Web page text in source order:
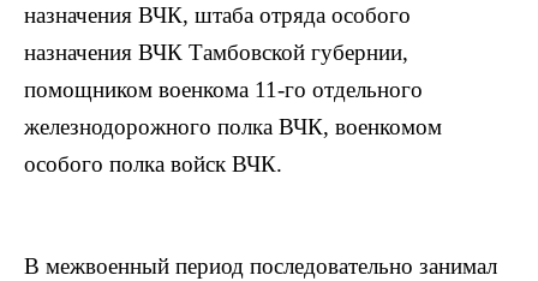
назначения ВЧК, штаба отряда особого
назначения ВЧК Тамбовской губернии,
помощником военкома 11-го отдельного
железнодорожного полка ВЧК, военкомом
особого полка войск ВЧК.
В межвоенный период последовательно занимал